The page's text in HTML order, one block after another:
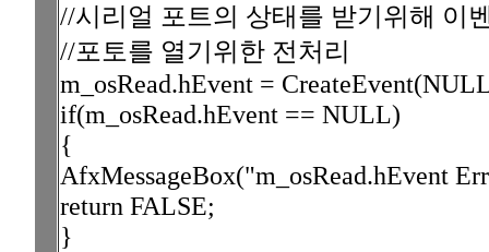
//시리얼 포트의 상태를 받기위해 이
//포토를 열기위한 전처리
m_osRead.hEvent =
if(m_osRead.hEvent == NULL)
{
AfxMessageBox("m_osRead.hEvent
return FALSE;
}